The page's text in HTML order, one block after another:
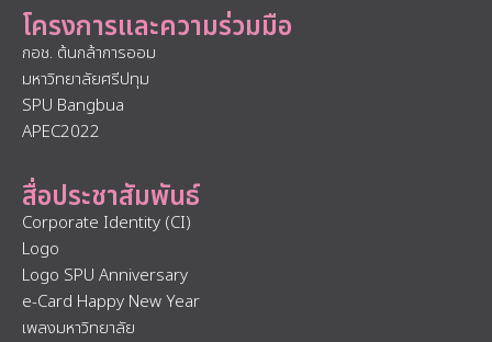
โครงการและความร่วมมือ
กอช. ต้นกล้าการออม
มหาวิทยาลัยศรีปทุม
SPU Bangbua
APEC2022
สื่อประชาสัมพันธ์
Corporate Identity (CI)
Logo
Logo SPU Anniversary
e-Card Happy New Year
เพลงมหาวิทยาลัย